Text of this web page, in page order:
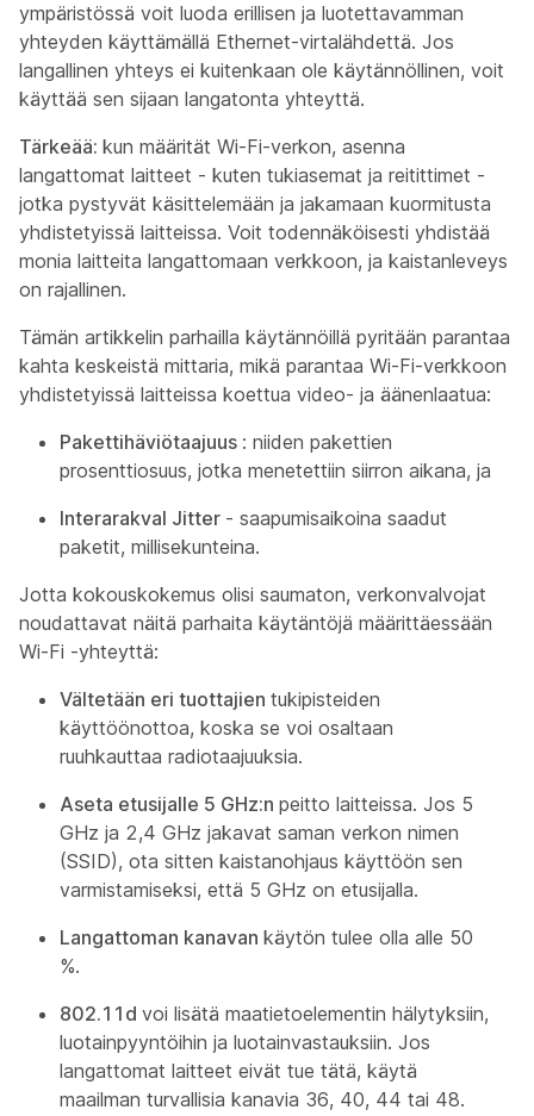
ympäristössä voit luoda erillisen ja luotettavamman
yhteyden käyttämällä Ethernet-virtalähdettä. Jos
langallinen yhteys ei kuitenkaan ole käytännöllinen, voit
käyttää sen sijaan langatonta yhteyttä.
Tärkeää: kun määrität Wi-Fi-verkon, asenna
langattomat laitteet - kuten tukiasemat ja reitittimet -
jotka pystyvät käsittelemään ja jakamaan kuormitusta
yhdistetyissä laitteissa. Voit todennäköisesti yhdistää
monia laitteita langattomaan verkkoon, ja kaistanleveys
on rajallinen.
Tämän artikkelin parhailla käytännöillä pyritään parantaa
kahta keskeistä mittaria, mikä parantaa Wi-Fi-verkkoon
yhdistetyissä laitteissa koettua video- ja äänenlaatua:
Pakettihäviötaajuus : niiden pakettien
prosenttiosuus, jotka menetettiin siirron aikana, ja
Interarakval Jitter - saapumisaikoina saadut
paketit, millisekunteina.
Jotta kokouskokemus olisi saumaton, verkonvalvojat
noudattavat näitä parhaita käytäntöjä määrittäessään
Wi-Fi -yhteyttä:
Vältetään eri tuottajien tukipisteiden
käyttöönottoa, koska se voi osaltaan
ruuhkauttaa radiotaajuuksia.
Aseta etusijalle 5 GHz:n peitto laitteissa. Jos 5
GHz ja 2,4 GHz jakavat saman verkon nimen
(SSID), ota sitten kaistanohjaus käyttöön sen
varmistamiseksi, että 5 GHz on etusijalla.
Langattoman kanavan käytön tulee olla alle 50
%.
802.11d voi lisätä maatietoelementin hälytyksiin,
luotainpyyntöihin ja luotainvastauksiin. Jos
langattomat laitteet eivät tue tätä, käytä
maailman turvallisia kanavia 36, 40, 44 tai 48.